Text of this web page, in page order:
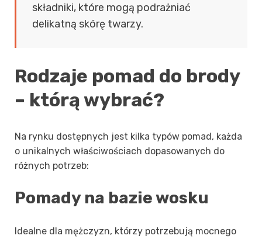
składniki, które mogą podrażniać
delikatną skórę twarzy.
Rodzaje pomad do brody
– którą wybrać?
Na rynku dostępnych jest kilka typów pomad, każda
o unikalnych właściwościach dopasowanych do
różnych potrzeb:
Pomady na bazie wosku
Idealne dla mężczyzn, którzy potrzebują mocnego